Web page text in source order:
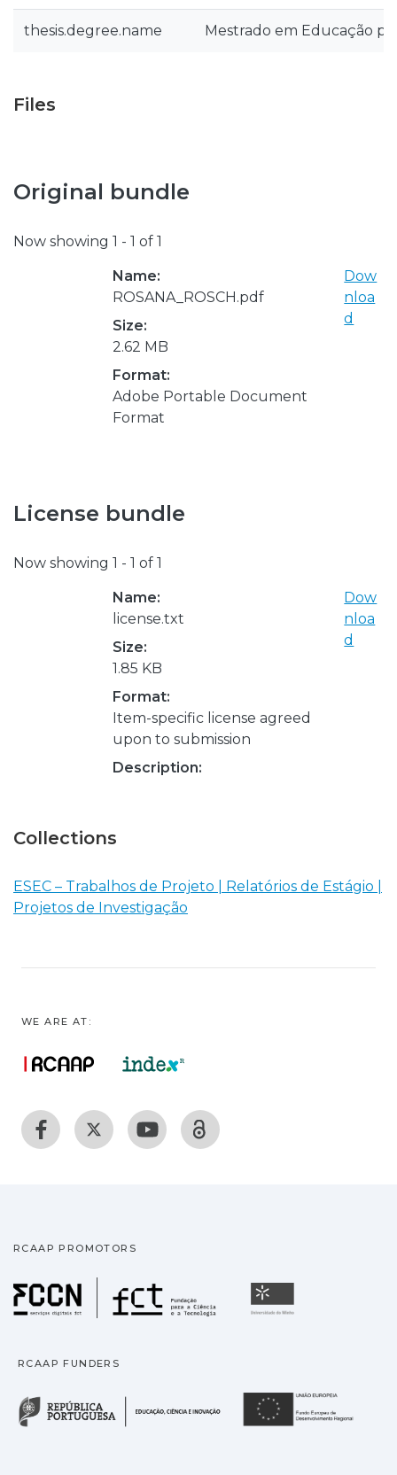
thesis.degree.name Mestrado em Educação
Files
Original bundle
Now showing 1 - 1 of 1
Name:
ROSANA_ROSCH.pdf
Size:
2.62 MB
Format:
Adobe Portable Document
Format
Dow
nloa
d
License bundle
Now showing 1 - 1 of 1
Name:
license.txt
Size:
1.85 KB
Format:
Item-specific license agreed
upon to submission
Description:
Dow
nloa
d
Collections
ESEC – Trabalhos de Projeto | Relatórios de Estágio |
Projetos de Investigação
WE ARE AT:
RCAAP PROMOTORS
Fundação para a
RCAAP FUNDERS
República Portuguesa